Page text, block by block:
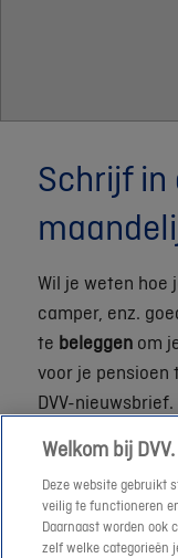
Schrijf in
Wil je weten hoe
camper, enz.
te beleggen om
voor je pensioen
DVV-nieuwsbrief.
Dit lees je in de
Handige tips
Niet te
Informatie
Welkom bij
Deze website gebruikt
veilig te functioneren
Daarnaast worden ook
zelf welke categorieën